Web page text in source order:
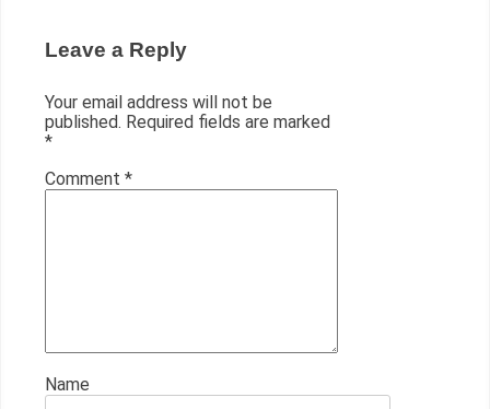
Leave a Reply
Your email address will not be
published. Required fields are marked
*
Comment *
Name